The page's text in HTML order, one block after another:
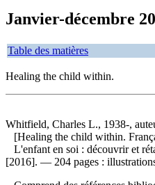
Janvier-décembre
Table des matières
Healing the child within.
Whitfield, Charles L., 1938-,
[Healing the child within.
L'enfant en soi : découvrir et
[2016]. — 204 pages :